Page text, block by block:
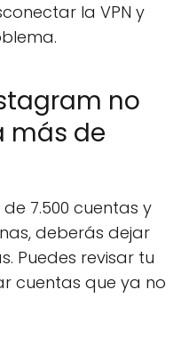
la VPN y
no
más de
7.500 cuentas y
deberás dejar
Puedes revisar tu
cuentas que ya no